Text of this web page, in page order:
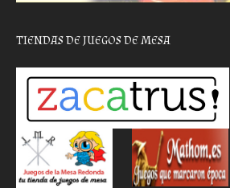
TIENDAS DE JUEGOS DE MESA